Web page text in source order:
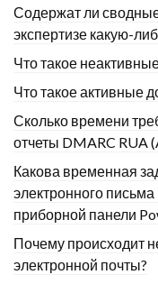
Содержат ли
экспертизе какую-
Что такое
Что такое активные
Сколько времени
отчеты DMARC RUA
Какова временная
электронного
приборной панели
Почему происходит
электронной почты?